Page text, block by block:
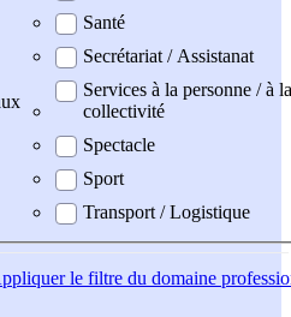
Santé
Secrétariat / Assistanat
Services à la personne / à la
collectivité
Spectacle
Sport
Transport / Logistique
le filtre du domaine